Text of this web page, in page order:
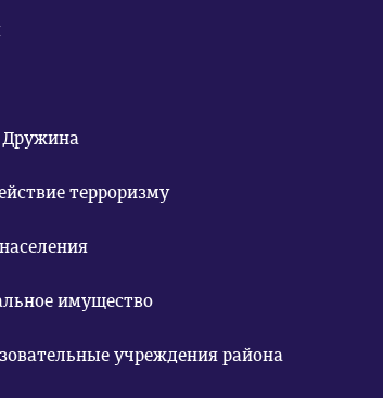
терроризму
имущество
учреждения района